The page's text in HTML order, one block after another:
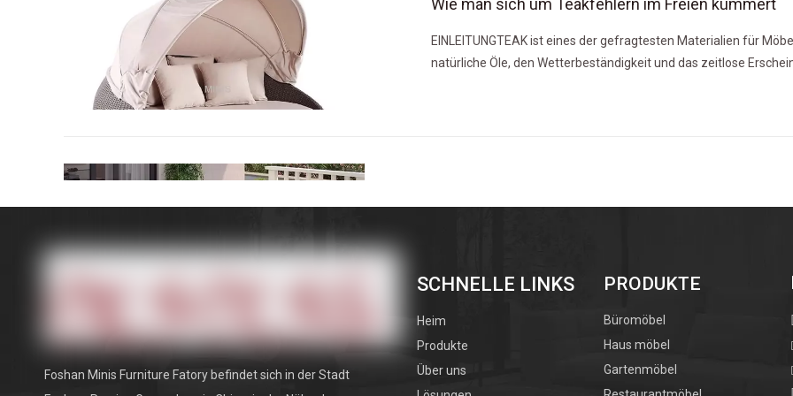
Wie man sich um Teakfehlern im Freien kümmert
EINLEITUNGTEAK ist eines der gefragtesten Materialien für
natürliche Öle, den Wetterbeständigkeit und das zeitlose
Hinterhof in einen einladenden Rückzugsort für Entspannung,
Foshan Minis Furniture Fatory befindet sich in der Stadt
SCHNELLE LINKS
Heim
Produkte
Über uns
PRODUKTE
Büromöbel
Haus möbel
Gartenmöbel